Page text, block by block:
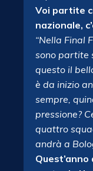
Voi partite
nazionale,
“Nella Final
sono partite
questo il
è da inizio
sempre,
pressione?
quattro
andrà a